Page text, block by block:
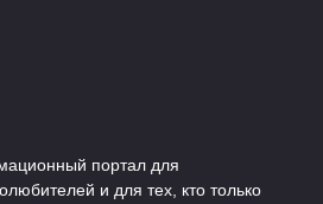
портал для
и для тех, кто только